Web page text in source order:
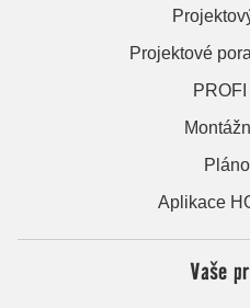
Projektové
Aplikace
Vaše